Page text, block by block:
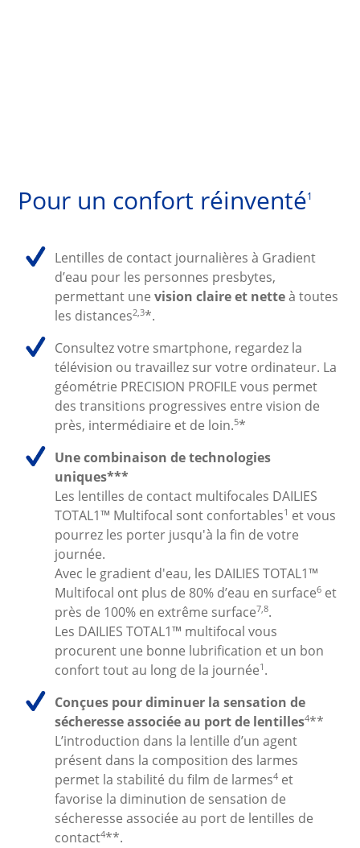
Pour un confort réinventé1
Lentilles de contact journalières à Gradient
d’eau pour les personnes presbytes,
permettant une vision claire et nette à toutes
les distances2,3*.
Consultez votre smartphone, regardez la
télévision ou travaillez sur votre ordinateur. La
géométrie PRECISION PROFILE vous permet
des transitions progressives entre vision de
près, intermédiaire et de loin.5*
Une combinaison de technologies
uniques***
Les lentilles de contact multifocales DAILIES
TOTAL1™ Multifocal sont confortables1 et vous
pourrez les porter jusqu'à la fin de votre
journée.
Avec le gradient d'eau, les DAILIES TOTAL1™
Multifocal ont plus de 80% d’eau en surface6 et
près de 100% en extrême surface7,8.
Les DAILIES TOTAL1™ multifocal vous
procurent une bonne lubrification et un bon
confort tout au long de la journée1 .
Conçues pour diminuer la sensation de
sécheresse associée au port de lentilles4**
L’introduction dans la lentille d’un agent
présent dans la composition des larmes
permet la stabilité du film de larmes4 et
favorise la diminution de sensation de
sécheresse associée au port de lentilles de
contact4**.